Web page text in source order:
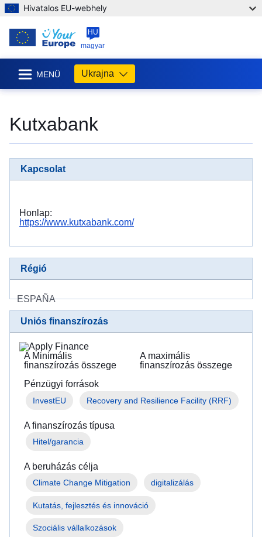
Hivatalos EU-webhely
HU
magyar
MENÜ Ukrajna
Kutxabank
Kapcsolat
Honlap:
https://www.kutxabank.com/
Régió
ESPAÑA
Uniós finanszírozás
A Minimális
finanszírozás összege
A maximális
finanszírozás összege
Pénzügyi források
InvestEU Recovery and Resilience Facility (RRF)
A finanszírozás típusa
Hitel/garancia
A beruházás célja
Climate Change Mitigation digitalizálás
Kutatás, fejlesztés és innováció
Szociális vállalkozások